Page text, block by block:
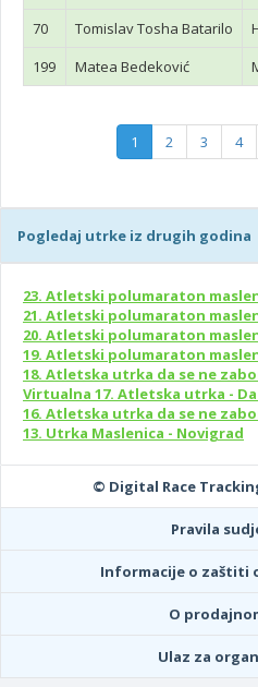
70
Tomislav Tosha Batarilo
199
Matea Bedeković
1 2 3 4
Pogledaj utrke iz drugih godina
23. Atletski polumaraton
21. Atletski polumaraton
20. Atletski polumaraton
19. Atletski polumaraton
18. Atletska utrka da se ne
Virtualna 17. Atletska utrka -
16. Atletska utrka da se ne
13. Utrka Maslenica - Novigrad
© Digital Race
Pravila
Informacije o zaštiti
O
Ulaz za